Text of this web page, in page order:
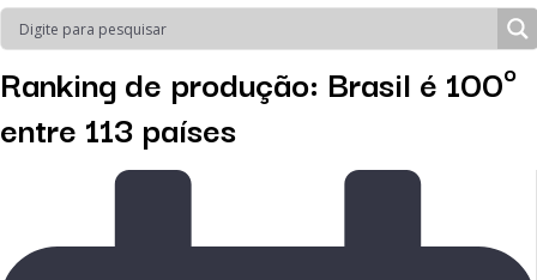
Ranking de produção: Brasil é 100º
entre 113 países